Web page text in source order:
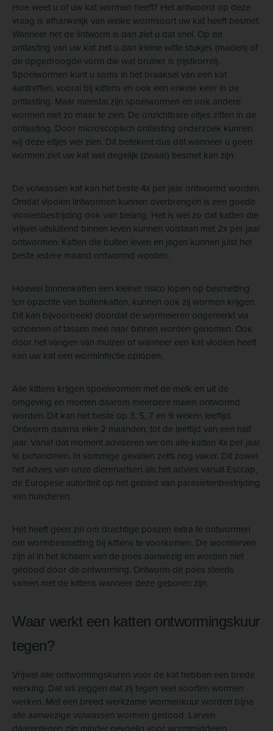
Hoe weet u of uw kat wormen heeft? Het antwoord op deze
vraag is afhankelijk van welke wormsoort uw kat heeft besmet.
Wanneer het de lintworm is dan ziet u dat snel. Op de
ontlasting van uw kat ziet u dan kleine witte stukjes (maden) of
de opgedroogde vorm die wat bruiner is (rijstkorrel).
Spoelwormen kunt u soms in het braaksel van een kat
aantreffen, vooral bij kittens en ook een enkele keer in de
ontlasting. Maar meestal zijn spoelwormen en ook andere
wormen niet zo maar te zien. De onzichtbare eitjes zitten in de
ontlasting. Door microscopisch ontlasting onderzoek kunnen
wij deze eitjes wel zien. Dit betekent dus dat wanneer u geen
wormen ziet uw kat wel degelijk (zwaar) besmet kan zijn.
De volwassen kat kan het beste 4x per jaar ontwormd worden.
Omdat vlooien lintwormen kunnen overbrengen is een goede
vlooienbestrijding ook van belang. Het is wel zo dat katten die
vrijwel uitsluitend binnen leven kunnen volstaan met 2x per jaar
ontwormen. Katten die buiten leven en jagen kunnen juist het
beste iedere maand ontwormd worden.
Hoewel binnenkatten een kleiner risico lopen op besmetting
ten opzichte van buitenkatten, kunnen ook zij wormen krijgen.
Dit kan bijvoorbeeld doordat de wormeieren ongemerkt via
schoenen of tassen mee naar binnen worden genomen. Ook
door het vangen van muizen of wanneer een kat vlooien heeft
kan uw kat een worminfectie oplopen.
Alle kittens krijgen spoelwormen met de melk en uit de
omgeving en moeten daarom meerdere malen ontwormd
worden. Dit kan het beste op 3, 5, 7 en 9 weken leeftijd.
Ontworm daarna elke 2 maanden, tot de leeftijd van een half
jaar. Vanaf dat moment adviseren we om alle katten 4x per jaar
te behandelen. In sommige gevallen zelfs nog vaker. Dit zowel
het advies van onze dierenartsen als het advies vanuit Esccap,
de Europese autoriteit op het gebied van parasietenbestrijding
van huisdieren.
Het heeft geen zin om drachtige poezen extra te ontwormen
om wormbesmetting bij kittens te voorkomen. De wormlarven
zijn al in het lichaam van de poes aanwezig en worden niet
gedood door de ontworming. Ontworm de poes steeds
samen met de kittens wanneer deze geboren zijn.
Waar werkt een katten ontwormingskuur
tegen?
Vrijwel alle ontwormingskuren voor de kat hebben een brede
werking. Dat wil zeggen dat zij tegen veel soorten wormen
werken. Met een breed werkzame wormenkuur worden bijna
alle aanwezige volwassen wormen gedood. Larven
daarentegen zijn minder gevoelig voor wormmiddelen.